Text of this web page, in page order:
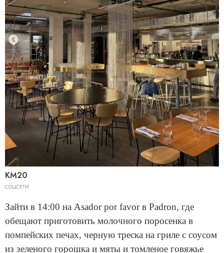
КМ20
СОЦСЕТИ
Зайти в 14:00 на Asador por favor в Padron, где
обещают приготовить молочного поросенка в
помпейских печах, черную треска на гриле с соусом
из зеленого горошка и мяты и томленое говяжье